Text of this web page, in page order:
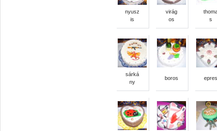
nyusz
is
virág
os
s
sárká
ny
boros epres